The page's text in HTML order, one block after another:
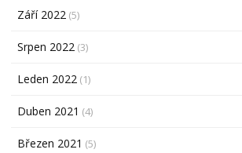
Září 2022 (5)
Srpen 2022 (3)
Leden 2022 (1)
Duben 2021 (4)
Březen 2021 (5)